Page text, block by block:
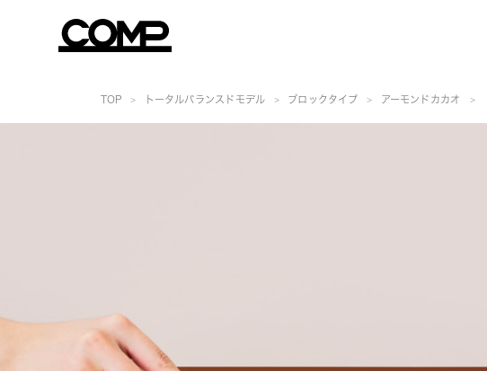
TOP トータルバランスドモデル ブロックタイプ アーモンドカカオ